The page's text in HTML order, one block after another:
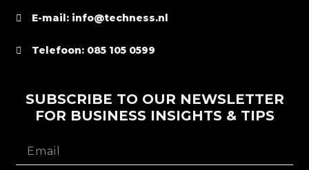
E-mail: info@techness.nl
Telefoon: 085 105 0599
SUBSCRIBE TO OUR NEWSLETTER
FOR BUSINESS INSIGHTS & TIPS